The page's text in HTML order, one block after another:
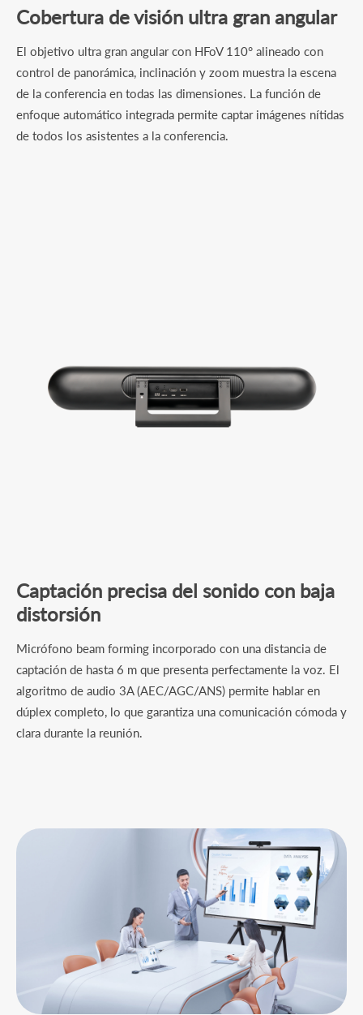
Cobertura de visión ultra gran angular
El objetivo ultra gran angular con HFoV 110° alineado con
control de panorámica, inclinación y zoom muestra la escena
de la conferencia en todas las dimensiones. La función de
enfoque automático integrada permite captar imágenes nítidas
de todos los asistentes a la conferencia.
Captación precisa del sonido con baja
distorsión
Micrófono beam forming incorporado con una distancia de
captación de hasta 6 m que presenta perfectamente la voz. El
algoritmo de audio 3A (AEC/AGC/ANS) permite hablar en
dúplex completo, lo que garantiza una comunicación cómoda y
clara durante la reunión.